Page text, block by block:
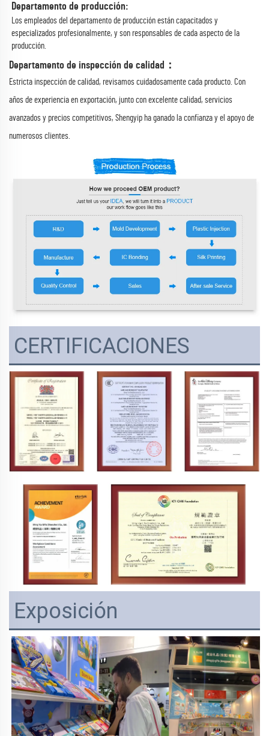
Departamento de producción:
Los empleados del departamento de producción están capacitados y
especializados profesionalmente, y son responsables de cada aspecto de la
producción.
Departamento de inspección de calidad：
Estricta inspección de calidad, revisamos cuidadosamente cada producto. Con
años de experiencia en exportación, junto con excelente calidad, servicios
avanzados y precios competitivos, Shengyip ha ganado la confianza y el apoyo de
numerosos clientes.
CERTIFICACIONES
Exposición